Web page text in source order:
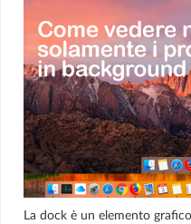
La dock è un elemento